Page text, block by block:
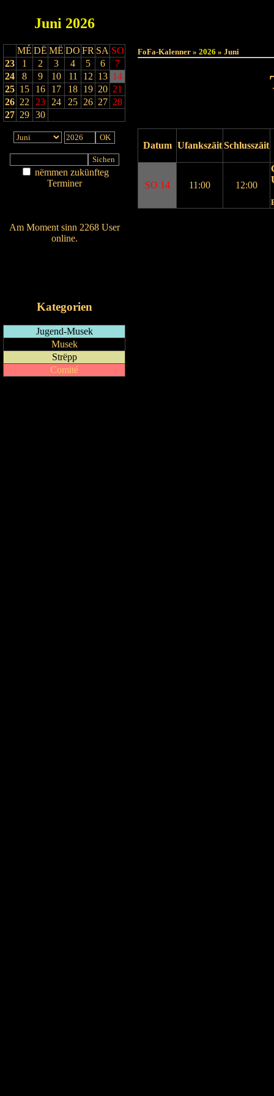
Juni 2026
MÉ DË MË DO FR SA SO
23
1 2 3 4 5 6
7
24
8 9 10 11 12 13 14
25 15 16 17 18 19 20 21
26 22 23 24 25 26 27 28
27 29 30
nëmmen zukünfteg
Terminer
Am Moment sinn 2268 User
online.
Kategorien
Jugend-Musek
Musek
Strëpp
Comité
FoFa-Kalenner » 2026 » Juni
Datum UfankszäitSchlusszäit
SO 14 11:00 12:00